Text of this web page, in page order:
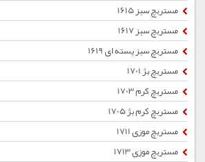
مستربچ سبز 1615
مستربچ سبز 1617
مستربچ سبز پسته ای 1619
مستربچ بژ 1701
مستربچ کرم 1703
مستربچ کرم بژ 1705
مستربچ موزی 1711
مستربچ موزی 1713